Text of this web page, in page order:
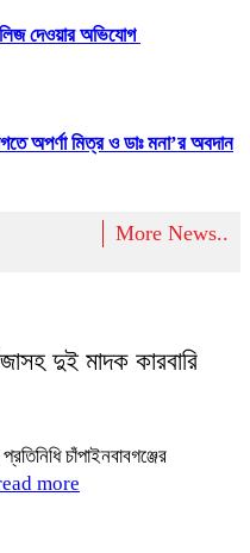
দেওয়ার অভিযোগ
অপর্ণা মিত্র ও ডাঃ মনা’র অবদান
More News..
দুই মাদক কারবারি
চাঁপাইনবাবগঞ্জের
more